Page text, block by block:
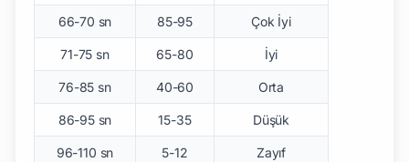
66-70 sn 85-95 Çok İyi
71-75 sn 65-80 İyi
76-85 sn 40-60 Orta
86-95 sn 15-35 Düşük
96-110 sn 5-12 Zayıf